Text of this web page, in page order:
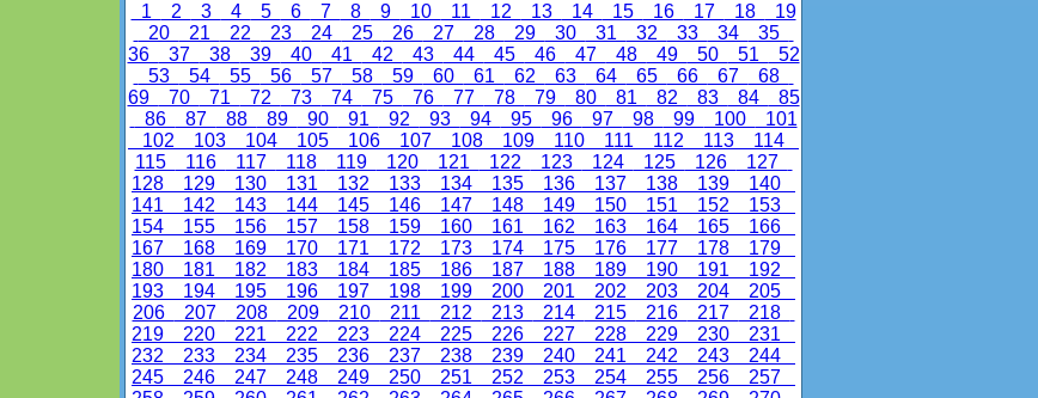
1 2 3 4 5 6 7 8 9 10 11 12 13 14 15 16 17 18
19
20
21 22 23 24 25 26 27 28 29 30 31 32 33 34
35
36
37 38 39 40 41 42 43 44 45 46 47 48 49 50 51
52
53
54 55 56 57 58 59 60 61 62 63 64 65 66 67
68
69
70 71 72 73 74 75 76 77 78 79 80 81 82 83 84
85
86
87 88 89 90 91 92 93 94 95 96 97 98 99 100
101
102
103 104 105 106 107 108 109 110 111 112 113
114
115
116 117 118 119 120 121 122 123 124 125 126
127
128
129 130 131 132 133 134 135 136 137 138 139
140
141
142 143 144 145 146 147 148 149 150 151 152
153
154
155 156 157 158 159 160 161 162 163 164 165
166
167
168 169 170 171 172 173 174 175 176 177 178
179
180
181 182 183 184 185 186 187 188 189 190 191
192
193
194 195 196 197 198 199 200 201 202 203 204
205
206
207 208 209 210 211 212 213 214 215 216 217
218
219
220 221 222 223 224 225 226 227 228 229 230
231
232
233 234 235 236 237 238 239 240 241 242 243
244
245
246 247 248 249 250 251 252 253 254 255 256
257